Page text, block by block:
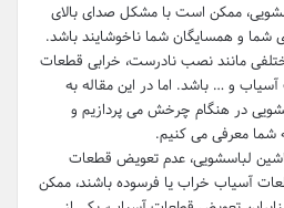
ممکن است با مشکل صدای بالای
شما و همسایگان شما ناخوشایند باشد.
مانند نصب نادرست، خرابی قطعات
و … باشد. اما در این مقاله به
در هنگام چرخش می پردازیم و
شما معرفی می کنیم.
لباسشویی، عدم تعویض قطعات
آسیاب خراب یا فرسوده باشند، ممکن